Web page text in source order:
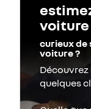
voiture
curieux
voiture ?